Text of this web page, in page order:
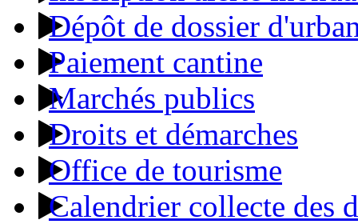
Dépôt de dossier
Paiement cantine
Marchés publics
Droits et démarches
Office de tourisme
Calendrier collecte des